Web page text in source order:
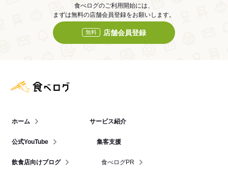
食べログのご利用開始には、
まずは無料の店舗会員登録をお願いします。
無料 店舗会員登録
ホーム
公式YouTube
飲食店向けブログ
サービス紹介
集客支援
食べログPR